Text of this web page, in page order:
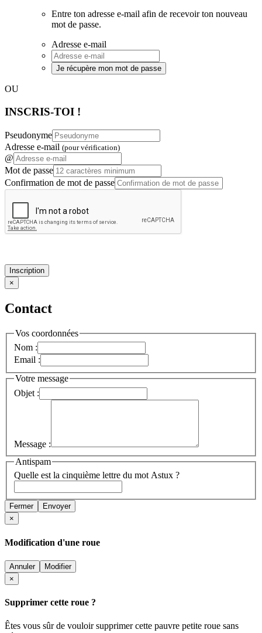
Entre ton adresse e-mail afin de recevoir ton nouveau
mot de passe.
Adresse e-mail
Je récupère mon mot de passe
OU
INSCRIS-TOI !
Pseudonyme
Adresse e-mail (pour vérification)
@
Mot de passe
Confirmation de mot de passe
Inscription
×
Contact
Vos coordonnées
Nom :
Email :
Votre message
Objet :
Message :
Antispam
Quelle est la cinquième lettre du mot Astux ?
Fermer
Envoyer
×
Modification d'une roue
Annuler
Modifier
×
Supprimer cette roue ?
Êtes vous sûr de vouloir supprimer cette pauvre petite roue sans